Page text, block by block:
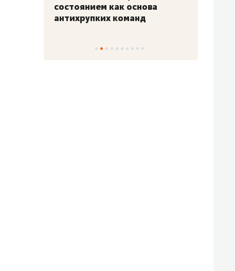
«Гонка Героев»